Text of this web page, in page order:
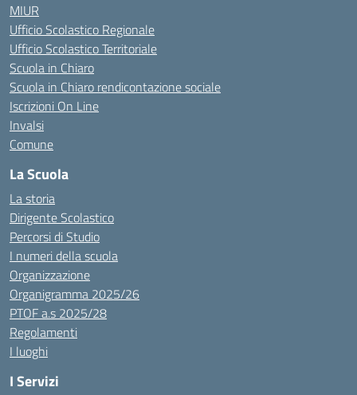
MIUR
Ufficio Scolastico Regionale
Ufficio Scolastico Territoriale
Scuola in Chiaro
Scuola in Chiaro rendicontazione sociale
Iscrizioni On Line
Invalsi
Comune
La Scuola
La storia
Dirigente Scolastico
Percorsi di Studio
I numeri della scuola
Organizzazione
Organigramma 2025/26
PTOF a.s 2025/28
Regolamenti
I luoghi
I Servizi